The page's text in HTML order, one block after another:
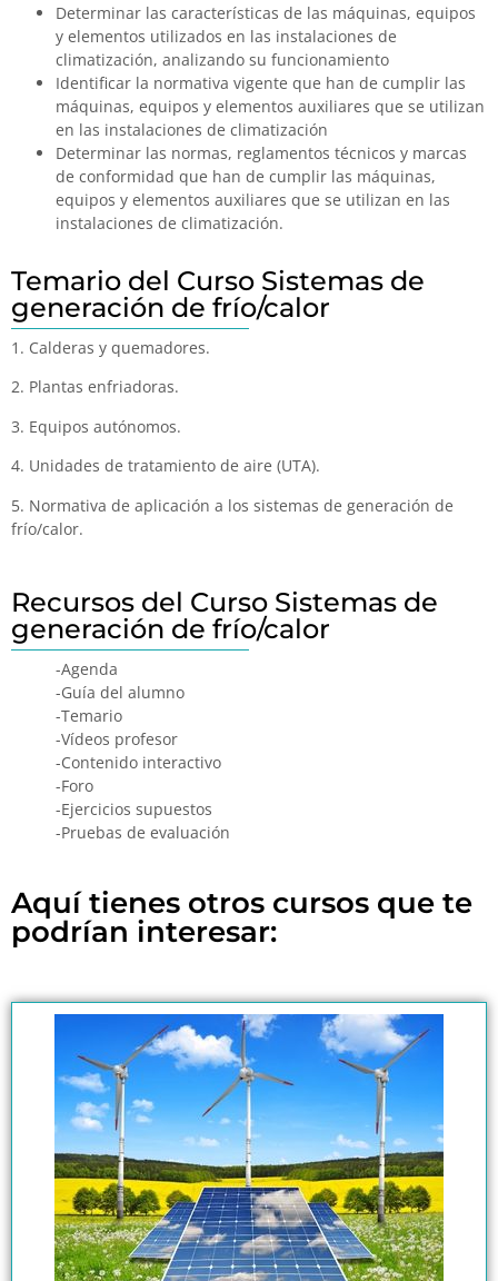
Determinar las características de las máquinas, equipos
y elementos utilizados en las instalaciones de
climatización, analizando su funcionamiento
Identificar la normativa vigente que han de cumplir las
máquinas, equipos y elementos auxiliares que se utilizan
en las instalaciones de climatización
Determinar las normas, reglamentos técnicos y marcas
de conformidad que han de cumplir las máquinas,
equipos y elementos auxiliares que se utilizan en las
instalaciones de climatización.
Temario del Curso Sistemas de
generación de frío/calor
1. Calderas y quemadores.
2. Plantas enfriadoras.
3. Equipos autónomos.
4. Unidades de tratamiento de aire (UTA).
5. Normativa de aplicación a los sistemas de generación de
frío/calor.
Recursos del Curso Sistemas de
generación de frío/calor
-Agenda
-Guía del alumno
-Temario
-Vídeos profesor
-Contenido interactivo
-Foro
-Ejercicios supuestos
-Pruebas de evaluación
Aquí tienes otros cursos que te
podrían interesar: